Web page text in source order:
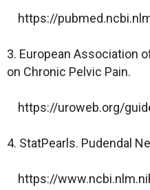
https://
3. European Association
on Chronic Pelvic Pain.
https://uroweb.org/
4. StatPearls. Pudendal
https://